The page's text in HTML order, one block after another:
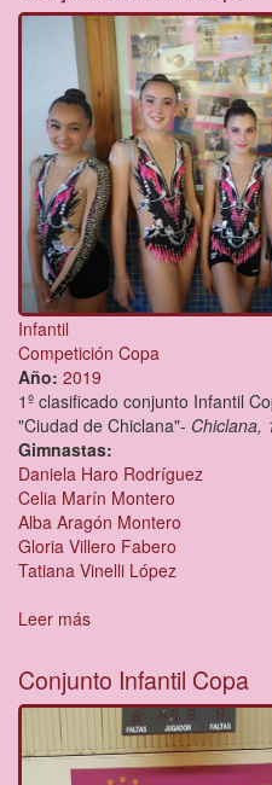
Infantil
Competición Copa
Año: 2019
1º clasificado conjunto Infantil
"Ciudad de Chiclana"- Chiclana,
Gimnastas:
Daniela Haro Rodríguez
Celia Marín Montero
Alba Aragón Montero
Gloria Villero Fabero
Tatiana Vinelli López
Leer más
Infantil
Copa
Conjunto Infantil Copa